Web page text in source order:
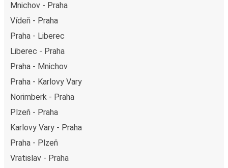
Mnichov - Praha
Vídeň - Praha
Praha - Liberec
Liberec - Praha
Praha - Mnichov
Praha - Karlovy Vary
Norimberk - Praha
Plzeň - Praha
Karlovy Vary - Praha
Praha - Plzeň
Vratislav - Praha